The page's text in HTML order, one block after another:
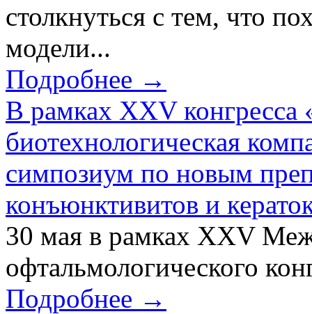
столкнуться с тем, что
модели...
Подробнее →
В рамках XXV конгресса
биотехнологическая
симпозиум по новым
конъюнктивитов и
30 мая в рамках XXV
офтальмологического
Подробнее →